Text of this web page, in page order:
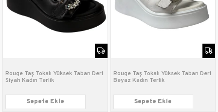
Rouge Taş Tokalı Yüksek Taban Deri
Siyah Kadın Terlik
Sepete Ekle
Rouge Taş Tokalı Yüksek Taban Deri
Beyaz Kadın Terlik
Sepete Ekle